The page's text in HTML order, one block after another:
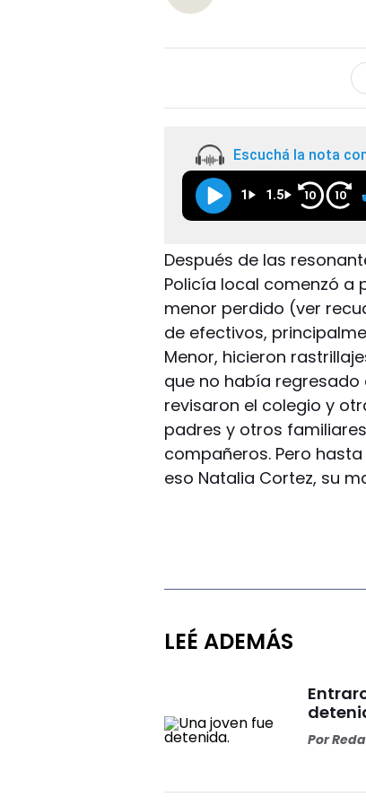
Escuchá la nota
1 1.5 10 10
Después de las
Policía local comenzó a
menor perdido (ver
de efectivos,
Menor, hicieron
que no había regresado
revisaron el colegio y
padres y otros
compañeros. Pero
eso Natalia Cortez, su
LEÉ ADEMÁS
Por